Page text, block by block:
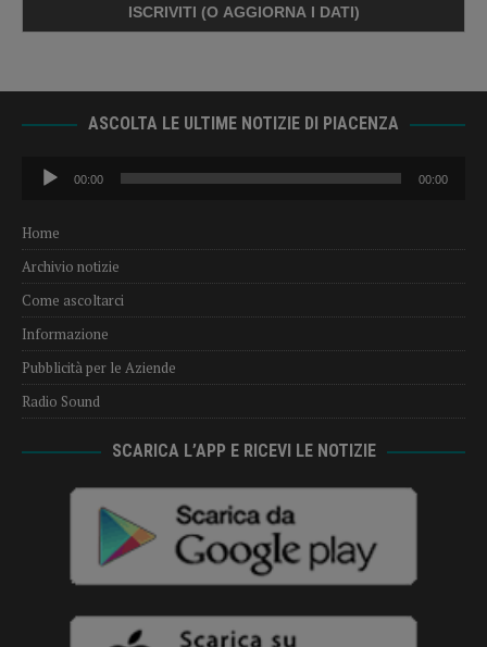
ASCOLTA LE ULTIME NOTIZIE DI PIACENZA
Audio
Player
00:00 00:00
Home
Archivio notizie
Come ascoltarci
Informazione
Pubblicità per le Aziende
Radio Sound
SCARICA L’APP E RICEVI LE NOTIZIE